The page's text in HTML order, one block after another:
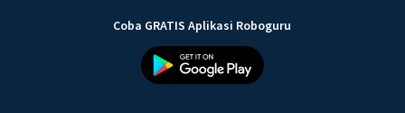
Coba GRATIS Aplikasi Roboguru